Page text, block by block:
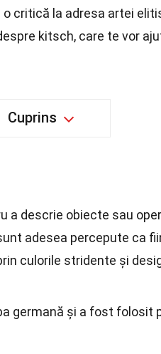
critică la adresa artei
kitsch, care te vor
Cuprins
a descrie obiecte sau
adesea percepute ca
culorile stridente și
germană și a fost folosit